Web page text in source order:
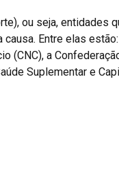
ou seja, entidades
Entre elas
(CNC), a
Suplementar e